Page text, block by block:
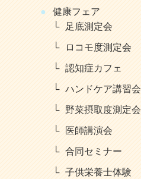
健康フェア
足底測定会
ロコモ度測定会
認知症カフェ
ハンドケア講習会
野菜摂取度測定会
医師講演会
合同セミナー
子供栄養士体験